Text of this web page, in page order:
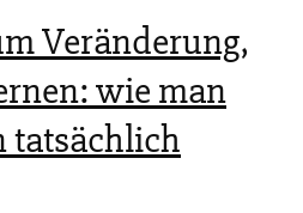
Veränderung,
wie man
tatsächlich